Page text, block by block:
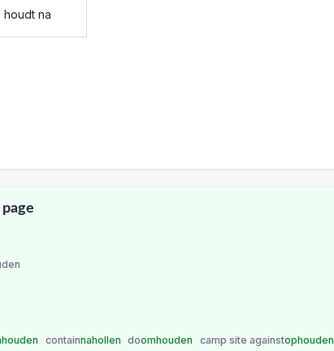
houdt na
containnahollen doomhouden camp site againstophouden